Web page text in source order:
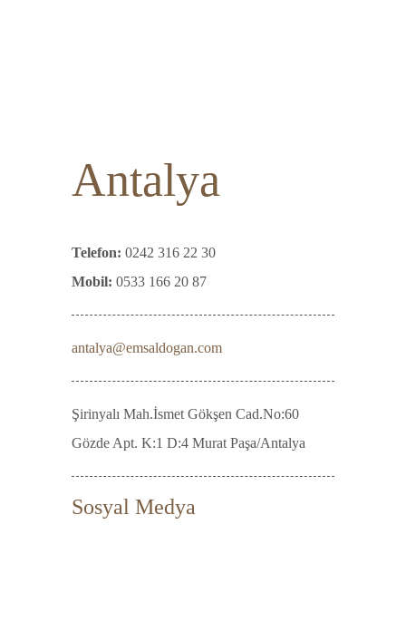
Antalya
Telefon: 0242 316 22 30
Mobil: 0533 166 20 87
antalya@emsaldogan.com
Şirinyalı Mah.İsmet Gökşen Cad.No:60
Gözde Apt. K:1 D:4 Murat Paşa/Antalya
Sosyal Medya